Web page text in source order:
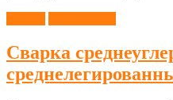
Сварка